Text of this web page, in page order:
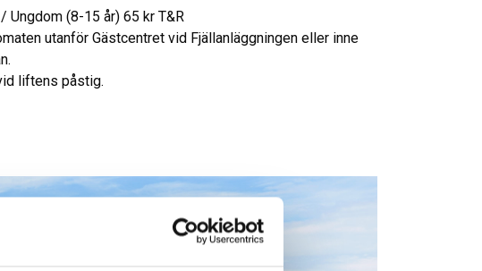
Ungdom (8-15 år) 65 kr T&R
utanför Gästcentret vid Fjällanläggningen eller inne
liftens påstig.